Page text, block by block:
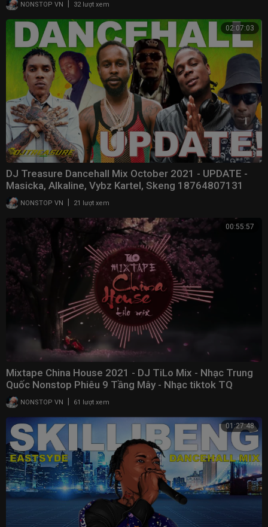
NONSTOP VN | 32 lượt xem
02:07:03
DJ Treasure Dancehall Mix October 2021 - UPDATE -
Masicka, Alkaline, Vybz Kartel, Skeng 18764807131
NONSTOP VN 21 lượt xem
00:55:57
Mixtape China House 2021 - DJ TiLo Mix - Nhạc Trung
Quốc Nonstop Phiêu 9 Tầng Mây - Nhạc tiktok TQ
NONSTOP VN 61 lượt xem
01:27:48